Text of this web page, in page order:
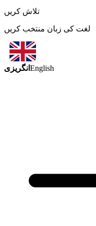
تلاش کریں
لغت کی زبان منتخب کریں
انگریزی English